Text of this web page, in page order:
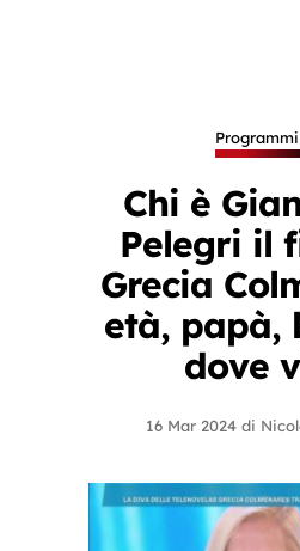
Chi è
Pelegri il
Grecia
età, papà,
dove
16 Mar 2024 di